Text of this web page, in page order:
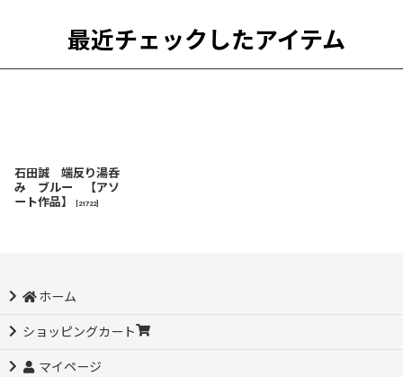
最近チェックしたアイテム
石田誠 端反り湯呑
み ブルー 【アソ
ート作品】
21722]
ホーム
ショッピングカート
マイページ